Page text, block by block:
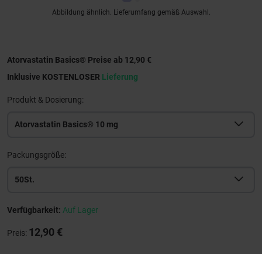
Abbildung ähnlich. Lieferumfang gemäß Auswahl.
Atorvastatin Basics® Preise ab 12,90 €
Inklusive KOSTENLOSER Lieferung
Produkt & Dosierung:
Atorvastatin Basics® 10 mg
Packungsgröße:
50St.
Verfügbarkeit: Auf Lager
Preis: 12,90 €